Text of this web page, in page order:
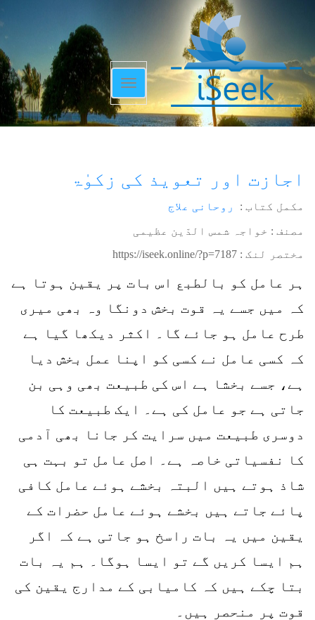
Toggle
navigation
اجازت اور تعویذ کی زکوٰۃ
مکمل کتاب : روحانی علاج
مصنف : خواجہ شمس الدّین عظیمی
مختصر لنک : https://iseek.online/?p=7187
ہر عامل کو بالطبع اس بات پر یقین ہوتا ہے
کہ میں جسے یہ قوت بخش دونگا وہ بھی میری
طرح عامل ہو جائے گا۔ اکثر دیکھا گیا ہے
کہ کسی عامل نے کسی کو اپنا عمل بخش دیا
ہے، جسے بخشا ہے اس کی طبیعت بھی وہی بن
جاتی ہے جو عامل کی ہے۔ ایک طبیعت کا
دوسری طبیعت میں سرایت کر جانا بھی آدمی
کا نفسیاتی خاصہ ہے۔ اصل عامل تو بہت ہی
شاذ ہوتے ہیں البتہ بخشے ہوئے عامل کافی
پائے جاتے ہیں بخشے ہوئے عامل حضرات کے
یقین میں یہ بات راسخ ہو جاتی ہے کہ اگر
ہم ایسا کریں گے تو ایسا ہوگا۔ ہم یہ بات
بتا چکے ہیں کہ کامیابی کے مدارج یقین کی
قوت پر منحصر ہیں۔